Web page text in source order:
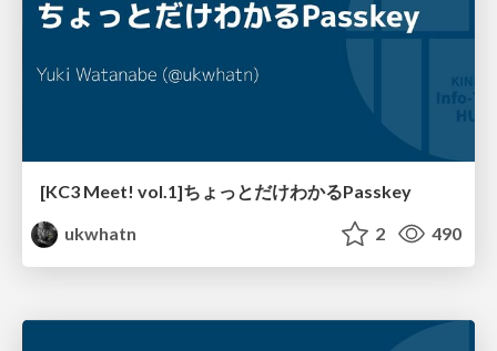
[KC3 Meet! vol.1]ちょっとだけわかるPasskey
ukwhatn
2 490